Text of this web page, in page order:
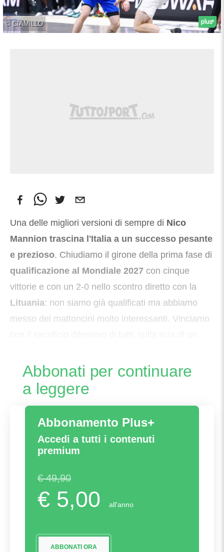
© CIAMILLO
Una delle migliori versioni di sempre di Nico
Mannion trascina l'Italia a un successo pesante
e prezioso. Chiudiamo il girone della prima fase di
qualificazione al Mondiale 2027 con cinque
vittorie e con un 2-0 nello scontro diretto con la
Lituania: non siamo già qualificati ma abbiamo
messo dei mattoncini molto interessanti. Vinciamo
Abbonati per continuare
a leggere
Abbonamento Plus+
Accedi a tutti i contenuti
premium
€ 49,90
€ 5,00 all'anno
ABBONATI ORA